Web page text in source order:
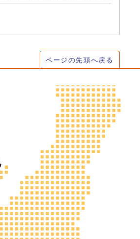
ページの先頭へ戻る